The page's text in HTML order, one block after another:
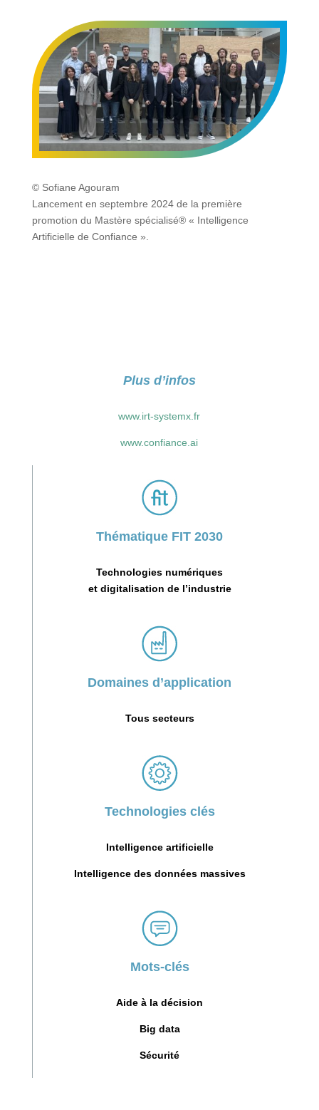
© Sofiane Agouram
Lancement en septembre 2024 de la première
promotion du Mastère spécialisé® « Intelligence
Artificielle de Confiance ».
Plus d’infos
www.irt-systemx.fr
www.confiance.ai
Thématique FIT 2030
Technologies numériques
et digitalisation de l’industrie
Domaines d’application
Tous secteurs
Technologies clés
Intelligence artificielle
Intelligence des données massives
Mots-clés
Aide à la décision
Big data
Sécurité